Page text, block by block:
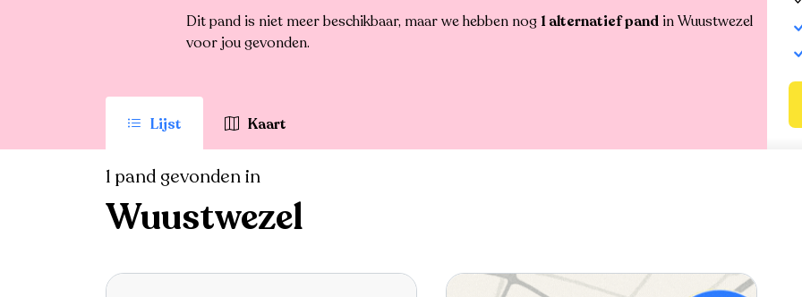
Dit pand is niet meer beschikbaar, maar we hebben nog 1 alternatief pand in Wuustwezel
voor jou gevonden.
Lijst Kaart
1 pand gevonden in
Wuustwezel